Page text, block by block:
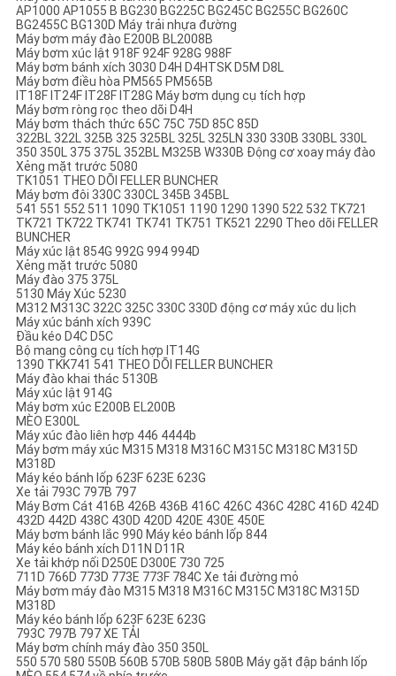
AP1000 AP1055 B BG230 BG225C BG245C BG255C BG260C
BG2455C BG130D Máy trải nhựa đường
Máy bơm máy đào E200B BL2008B
Máy bơm xúc lật 918F 924F 928G 988F
Máy bơm bánh xích 3030 D4H D4HTSK D5M D8L
Máy bơm điều hòa PM565 PM565B
IT18F IT24F IT28F IT28G Máy bơm dụng cụ tích hợp
Máy bơm ròng rọc theo dõi D4H
Máy bơm thách thức 65C 75C 75D 85C 85D
322BL 322L 325B 325 325BL 325L 325LN 330 330B 330BL 330L
350 350L 375 375L 352BL M325B W330B Động cơ xoay máy đào
Xẻng mặt trước 5080
TK1051 THEO DÕI FELLER BUNCHER
Máy bơm đôi 330C 330CL 345B 345BL
541 551 552 511 1090 TK1051 1190 1290 1390 522 532 TK721
TK721 TK722 TK741 TK741 TK751 TK521 2290 Theo dõi FELLER
BUNCHER
Máy xúc lật 854G 992G 994 994D
Xẻng mặt trước 5080
Máy đào 375 375L
5130 Máy Xúc 5230
M312 M313C 322C 325C 330C 330D động cơ máy xúc du lịch
Máy xúc bánh xích 939C
Đầu kéo D4C D5C
Bộ mang công cụ tích hợp IT14G
1390 TKK741 541 THEO DÕI FELLER BUNCHER
Máy đào khai thác 5130B
Máy xúc lật 914G
Máy bơm xúc E200B EL200B
MÈO E300L
Máy xúc đào liên hợp 446 4444b
Máy bơm máy xúc M315 M318 M316C M315C M318C M315D
M318D
Máy kéo bánh lốp 623F 623E 623G
Xe tải 793C 797B 797
Máy Bơm Cát 416B 426B 436B 416C 426C 436C 428C 416D 424D
432D 442D 438C 430D 420D 420E 430E 450E
Máy bơm bánh lắc 990 Máy kéo bánh lốp 844
Máy kéo bánh xích D11N D11R
Xe tải khớp nối D250E D300E 730 725
711D 766D 773D 773E 773F 784C Xe tải đường mỏ
Máy bơm máy đào M315 M318 M316C M315C M318C M315D
M318D
Máy kéo bánh lốp 623F 623E 623G
793C 797B 797 XE TẢI
Máy bơm chính máy đào 350 350L
550 570 580 550B 560B 570B 580B 580B Máy gặt đập bánh lốp